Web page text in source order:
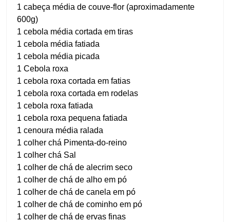
1 cabeça média de couve-flor (aproximadamente
600g)
1 cebola média cortada em tiras
1 cebola média fatiada
1 cebola média picada
1 Cebola roxa
1 cebola roxa cortada em fatias
1 cebola roxa cortada em rodelas
1 cebola roxa fatiada
1 cebola roxa pequena fatiada
1 cenoura média ralada
1 colher chá Pimenta-do-reino
1 colher chá Sal
1 colher de chá de alecrim seco
1 colher de chá de alho em pó
1 colher de chá de canela em pó
1 colher de chá de cominho em pó
1 colher de chá de ervas finas